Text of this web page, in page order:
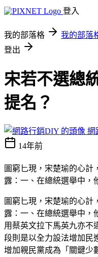
登入
我的部落格 我的部落
登出
宋若不選總
提名？
網
14年前
圖窮匕現，宋楚瑜的心計
露：一、在總統選舉中，
圖窮匕現，宋楚瑜的心計
露：一、在總統選舉中，
用蔡英文拉下馬英九亦不
段則是以全力設法增加民
增加親民黨成為「關鍵少